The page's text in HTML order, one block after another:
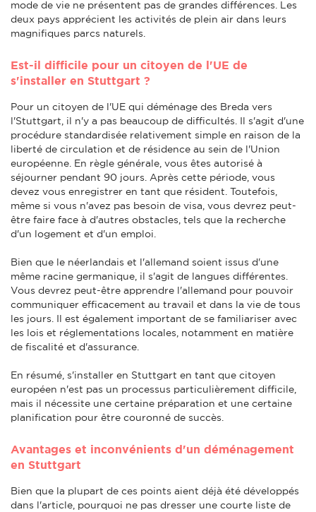
mode de vie ne présentent pas de grandes différences. Les
deux pays apprécient les activités de plein air dans leurs
magnifiques parcs naturels.
Est-il difficile pour un citoyen de l'UE de
s'installer en Stuttgart ?
Pour un citoyen de l'UE qui déménage des Breda vers
l'Stuttgart, il n'y a pas beaucoup de difficultés. Il s'agit d'une
procédure standardisée relativement simple en raison de la
liberté de circulation et de résidence au sein de l'Union
européenne. En règle générale, vous êtes autorisé à
séjourner pendant 90 jours. Après cette période, vous
devez vous enregistrer en tant que résident. Toutefois,
même si vous n'avez pas besoin de visa, vous devrez peut-
être faire face à d'autres obstacles, tels que la recherche
d'un logement et d'un emploi.
Bien que le néerlandais et l'allemand soient issus d'une
même racine germanique, il s'agit de langues différentes.
Vous devrez peut-être apprendre l'allemand pour pouvoir
communiquer efficacement au travail et dans la vie de tous
les jours. Il est également important de se familiariser avec
les lois et réglementations locales, notamment en matière
de fiscalité et d'assurance.
En résumé, s'installer en Stuttgart en tant que citoyen
européen n'est pas un processus particulièrement difficile,
mais il nécessite une certaine préparation et une certaine
planification pour être couronné de succès.
Avantages et inconvénients d'un déménagement
en Stuttgart
Bien que la plupart de ces points aient déjà été développés
dans l'article, pourquoi ne pas dresser une courte liste de